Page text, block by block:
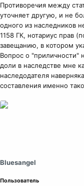
Противоречия между
уточняет другую, и не
одного из наследников
1158 ГК, нотариус прав
завещанию, в котором
Вопрос о "приличности"
доли в наследстве мне
наследодателя
составления именно
Bluesangel
Пользователь